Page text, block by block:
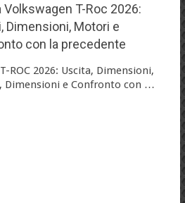
Volkswagen T-Roc 2026:
Dimensioni, Motori e
con la precedente
ROC 2026: Uscita, Dimensioni,
Dimensioni e Confronto con …